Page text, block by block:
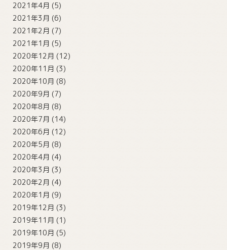
2021年4月 (5)
2021年3月 (6)
2021年2月 (7)
2021年1月 (5)
2020年12月 (12)
2020年11月 (3)
2020年10月 (8)
2020年9月 (7)
2020年8月 (8)
2020年7月 (14)
2020年6月 (12)
2020年5月 (8)
2020年4月 (4)
2020年3月 (3)
2020年2月 (4)
2020年1月 (9)
2019年12月 (3)
2019年11月 (1)
2019年10月 (5)
2019年9月 (8)